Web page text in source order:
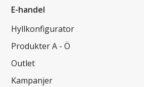
E-handel
Hyllkonfigurator
Produkter A - Ö
Outlet
Kampanjer